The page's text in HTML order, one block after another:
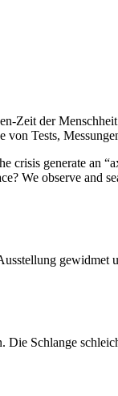
Zeit der
Tests,
generate an
We observe and
gewidmet
Schlange